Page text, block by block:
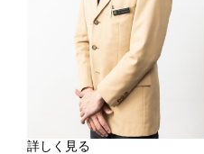
詳しく見る